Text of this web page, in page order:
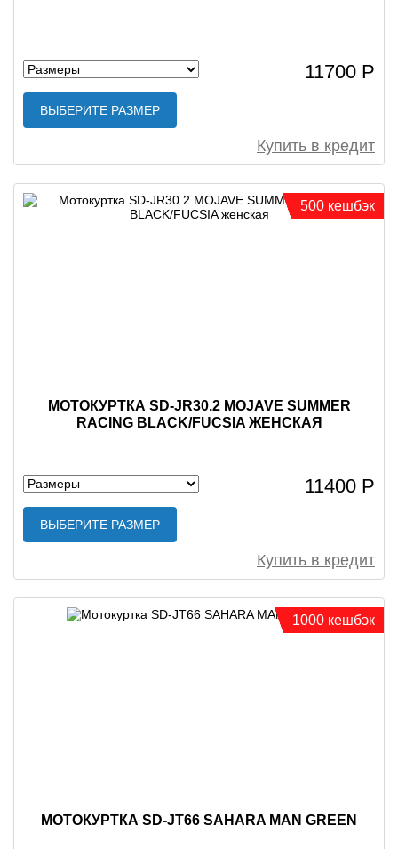
11700 Р
ВЫБЕРИТЕ РАЗМЕР
Купить в кредит
МОТОКУРТКА SD-JR30.2 MOJAVE SUMMER
RACING BLACK/FUCSIA ЖЕНСКАЯ
11400 Р
ВЫБЕРИТЕ РАЗМЕР
Купить в кредит
500 кешбэк
МОТОКУРТКА SD-JT66 SAHARA MAN GREEN
1000 кешбэк